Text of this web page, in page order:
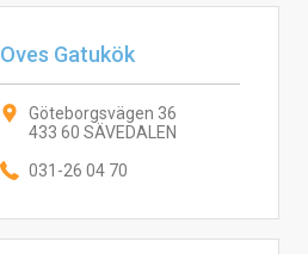
Oves Gatukök
Göteborgsvägen 36
433 60 SÄVEDALEN
031-26 04 70